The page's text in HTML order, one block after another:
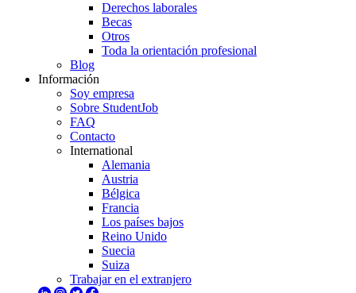
Derechos laborales
Becas
Otros
Toda la orientación profesional
Blog
Información
Soy empresa
Sobre StudentJob
FAQ
Contacto
International
Alemania
Austria
Bélgica
Francia
Los países bajos
Reino Unido
Suecia
Suiza
Trabajar en el extranjero